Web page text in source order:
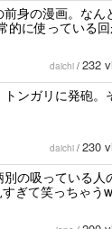
身の漫画。なん
的に使っている回
daichi / 232
トンガリに発砲。
daichi / 230
別の吸っている人
ぎて笑っちゃう